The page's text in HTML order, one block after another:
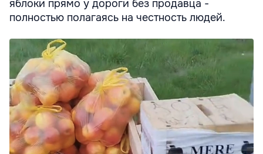
яблоки прямо у дороги без продавца -
полностью полагаясь на честность людей.